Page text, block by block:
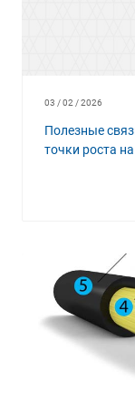
03 / 02 / 2026
Полезные
точки роста